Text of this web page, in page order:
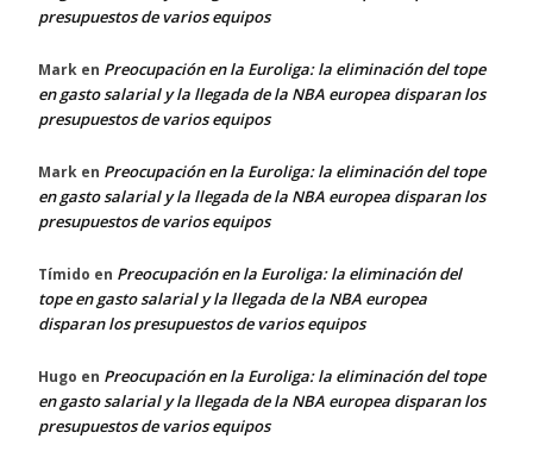
presupuestos de varios equipos
Mark en Preocupación en la Euroliga: la eliminación del tope
en gasto salarial y la llegada de la NBA europea disparan los
presupuestos de varios equipos
Mark en Preocupación en la Euroliga: la eliminación del tope
en gasto salarial y la llegada de la NBA europea disparan los
presupuestos de varios equipos
Tímido en Preocupación en la Euroliga: la eliminación del
tope en gasto salarial y la llegada de la NBA europea
disparan los presupuestos de varios equipos
Hugo en Preocupación en la Euroliga: la eliminación del tope
en gasto salarial y la llegada de la NBA europea disparan los
presupuestos de varios equipos